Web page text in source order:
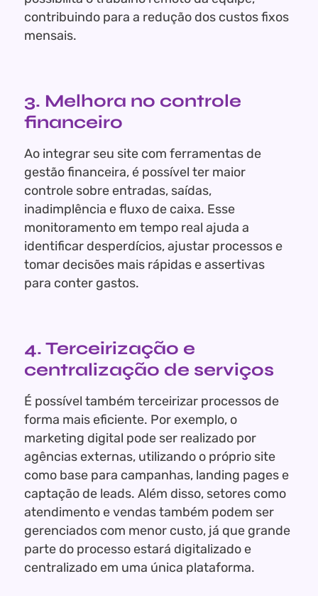
contribuindo para a redução dos custos fixos
mensais.
3. Melhora no controle
financeiro
Ao integrar seu site com ferramentas de
gestão financeira, é possível ter maior
controle sobre entradas, saídas,
inadimplência e fluxo de caixa. Esse
monitoramento em tempo real ajuda a
identificar desperdícios, ajustar processos e
tomar decisões mais rápidas e assertivas
para conter gastos.
4. Terceirização e
centralização de serviços
É possível também terceirizar processos de
forma mais eficiente. Por exemplo, o
marketing digital pode ser realizado por
agências externas, utilizando o próprio site
como base para campanhas, landing pages e
captação de leads. Além disso, setores como
atendimento e vendas também podem ser
gerenciados com menor custo, já que grande
parte do processo estará digitalizado e
centralizado em uma única plataforma.